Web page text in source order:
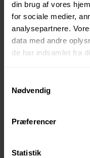
din brug af vores
for sociale medier,
analysepartnere.
data med andre
de har indsamlet fra
Nødvendig
Præferencer
Statistik
Kontakt os og hør mere
+45 70 20 90 79
Fuglebækvej 3D 2770